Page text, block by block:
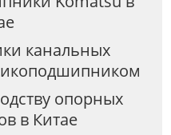
канальных
опорных
в Китае